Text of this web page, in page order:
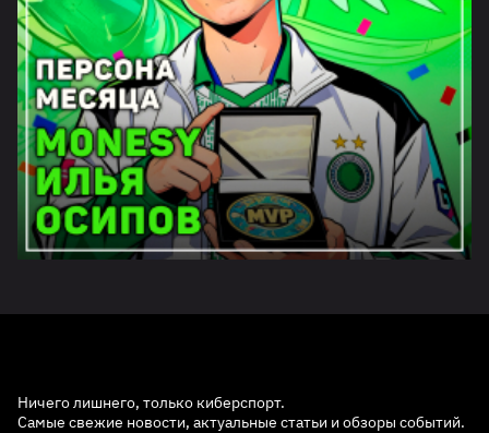
Ничего лишнего, только киберспорт.
Самые свежие новости, актуальные статьи и обзоры событий.